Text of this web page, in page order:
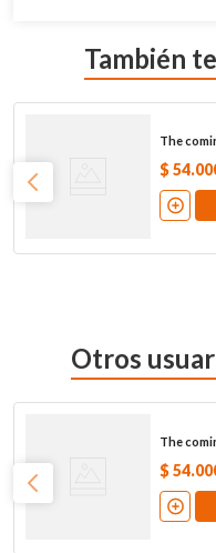
También
The
$ 54.
Otros
The
$ 54.